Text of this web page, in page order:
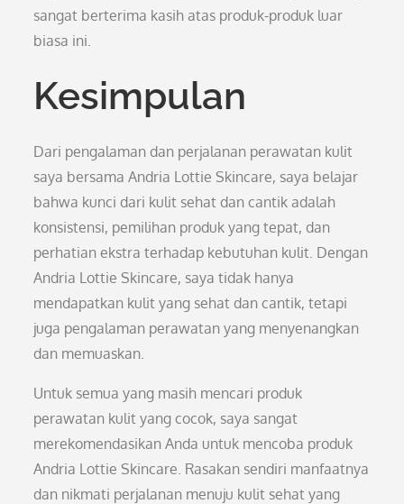
sangat berterima kasih atas produk-produk luar
biasa ini.
Kesimpulan
Dari pengalaman dan perjalanan perawatan kulit
saya bersama Andria Lottie Skincare, saya belajar
bahwa kunci dari kulit sehat dan cantik adalah
konsistensi, pemilihan produk yang tepat, dan
perhatian ekstra terhadap kebutuhan kulit. Dengan
Andria Lottie Skincare, saya tidak hanya
mendapatkan kulit yang sehat dan cantik, tetapi
juga pengalaman perawatan yang menyenangkan
dan memuaskan.
Untuk semua yang masih mencari produk
perawatan kulit yang cocok, saya sangat
merekomendasikan Anda untuk mencoba produk
Andria Lottie Skincare. Rasakan sendiri manfaatnya
dan nikmati perjalanan menuju kulit sehat yang